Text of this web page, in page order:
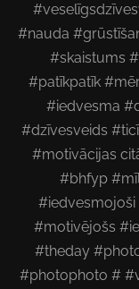
#nauda
#skaistums
#patīkpatīk
#iedvesma
#dzīvesveids
#motivācijas
#bhfyp
#iedvesmojoši
#motivējošs
#theday
#photophoto #